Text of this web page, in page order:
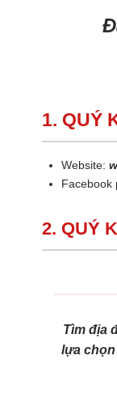
1. QUÝ
Website:
2. QUÝ
Tìm địa
lựa